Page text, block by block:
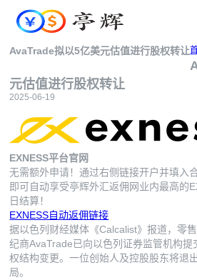
AvaTrade拟以5亿美元估值进行股权转让
元估值进行股权转让
2025-06-19
EXNESS平台官网
无需额外申请！通过右侧链接开户并填入
即可自动享受亭辉外汇返佣网业内最高的
日结算！
EXNESS自动返佣链接
据以色列财经媒体《Calcalist》报道，零
纪商AvaTrade已向以色列证券监管机构
权结构变更。一位创始人及控股股东将退
局。